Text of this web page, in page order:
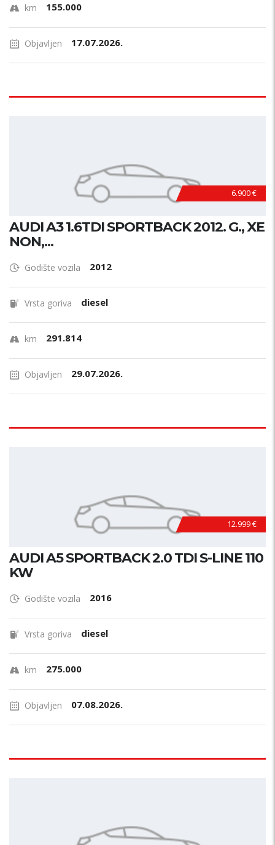
km 155.000
Objavljen 17.07.2026.
6.900 €
AUDI A3 1.6TDI SPORTBACK 2012. G., XE
NON,...
Godište vozila 2012
Vrsta goriva diesel
km 291.814
Objavljen 29.07.2026.
12.999 €
AUDI A5 SPORTBACK 2.0 TDI S-LINE 110
KW
Godište vozila 2016
Vrsta goriva diesel
km 275.000
Objavljen 07.08.2026.